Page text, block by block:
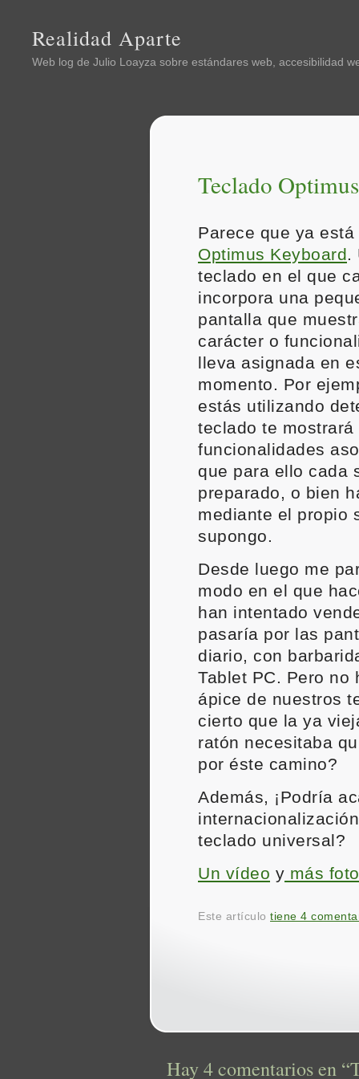
Realidad Aparte
Web log de Julio Loayza sobre estándares web, accesibilidad
Teclado Optimus
Parece que ya
Optimus Keyboard.
teclado en el que
incorpora una
pantalla que
carácter o
lleva asignada en
momento. Por
estás utilizando
teclado te
funcionalidades
que para ello cada
preparado, o bien
mediante el propio
supongo.
Desde luego me
modo en el que
han intentado
pasaría por las
diario, con
Tablet PC. Pero no
ápice de nuestros
cierto que la ya
ratón necesitaba
por éste camino?
Además, ¡Podría
teclado universal?
Un vídeo y más
Este artículo tiene 4
Hay 4 comentarios en